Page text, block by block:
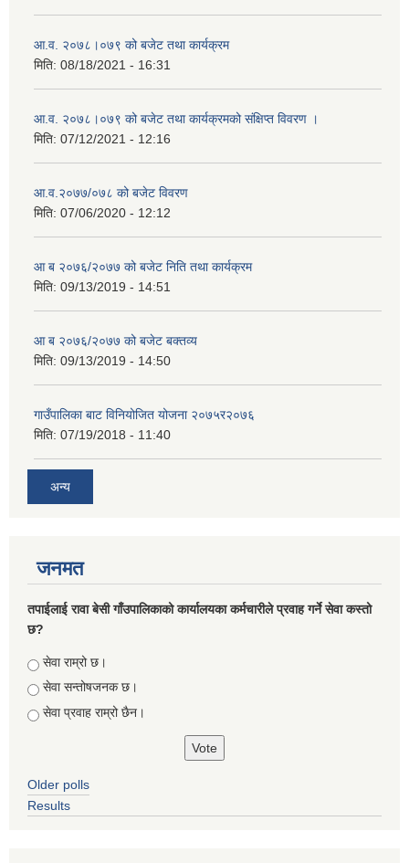
आ.व. २०७८।०७९ को बजेट तथा कार्यक्रम
मिति: 08/18/2021 - 16:31
आ.व. २०७८।०७९ को बजेट तथा कार्यक्रमको संक्षिप्त विवरण ।
मिति: 07/12/2021 - 12:16
आ.व.२०७७/०७८ को बजेट विवरण
मिति: 07/06/2020 - 12:12
आ ब २०७६/२०७७ को बजेट निति तथा कार्यक्रम
मिति: 09/13/2019 - 14:51
आ ब २०७६/२०७७ को बजेट बक्तव्य
मिति: 09/13/2019 - 14:50
गाउँपालिका बाट विनियोजित योजना २०७५र२०७६
मिति: 07/19/2018 - 11:40
अन्य
जनमत
तपाईलाई रावा बेसी गाँउपालिकाको कार्यालयका कर्मचारीले प्रवाह गर्ने सेवा कस्तो
छ?
Choices
सेवा राम्रो छ।
सेवा सन्तोषजनक छ।
सेवा प्रवाह राम्रो छैन।
Older polls
Results